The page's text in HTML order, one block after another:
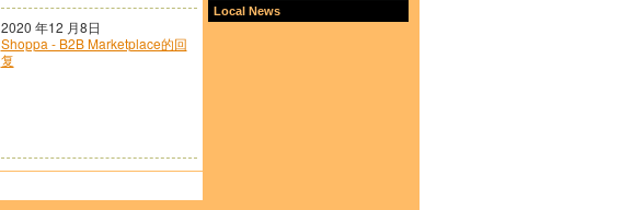
2020 年12 月8日
Shoppa - B2B Marketplace的回
复
Local News